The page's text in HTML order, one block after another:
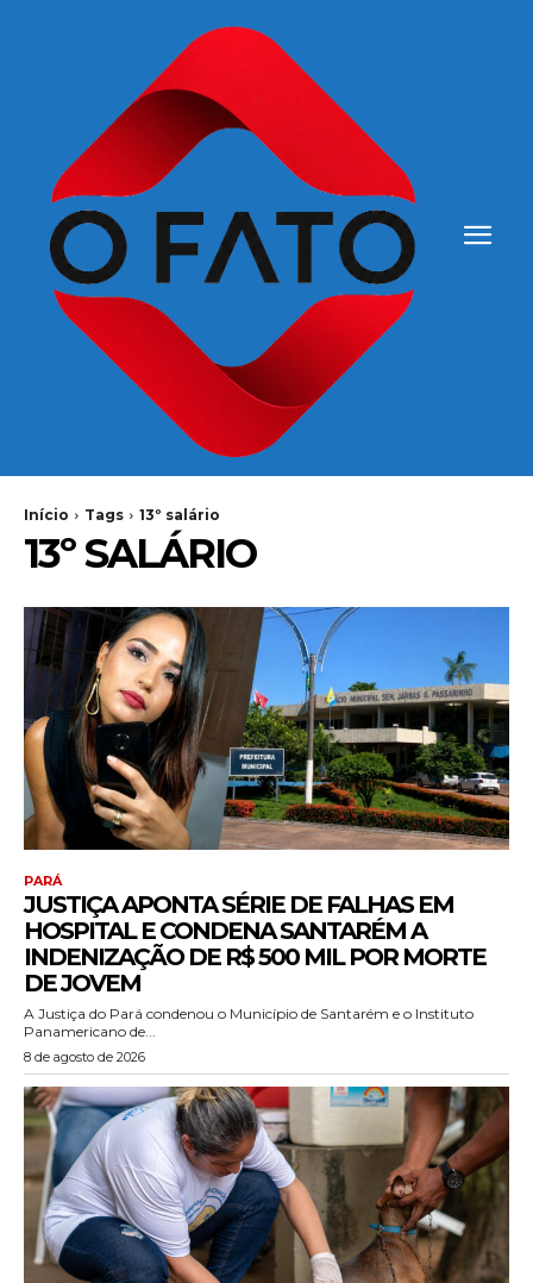
Início Tags 13º salário
13º SALÁRIO
PARÁ
JUSTIÇA APONTA SÉRIE DE FALHAS EM
HOSPITAL E CONDENA SANTARÉM A
INDENIZAÇÃO DE R$ 500 MIL POR MORTE
DE JOVEM
A Justiça do Pará condenou o Município de Santarém e o Instituto
Panamericano de...
8 de agosto de 2026